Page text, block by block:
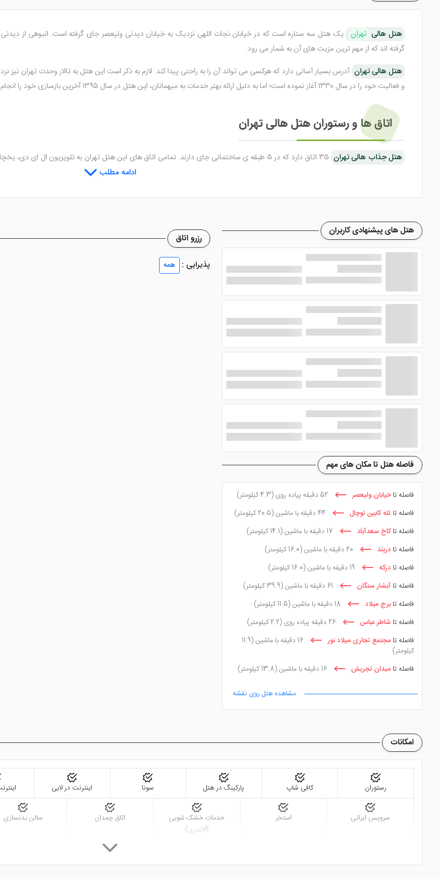
هتل هالی تهران یک هتل سه ستاره است که در خیابان نجات اللهی نزدیک به خیابان دیدنی ولیعصر جای گرفته است. انبوهی از دیدنی
گرفته اند که از مهم ترین مزیت های آن به شمار می رود.
هتل هالی تهران آدرس بسیار آسانی دارد که هرکسی می تواند آن را به راحتی پیدا کند. لازم به ذکر است این هتل به تالار وحدت تهران
و فعالیت خود را در سال 1330 آغاز نموده است؛ اما به دلیل ارائه بهتر خدمات به میهمانان، این هتل در سال 1395 آخرین بازسازی خود را انجام داد.
اتاق ‌ها و رستوران هتل هالی تهران
هتل جذاب هالی تهران
35 اتاق دارد که در 5 طبقه‌ ی ساختمانی جای دارند. تمامی اتاق‌ های این هتل تهران به تلویزیون ال ای
ماهواره داخلی و ... تجهیز می ‌باشند. امکان سفارش تخت اضافه برای مهمانان نیز فراهم می‌باشد.
هتل دیدنی هالی تهران صبحانه را به ‌صورت بوفه و نهار و شام را با منوی انتخابی ارائه می‌ دهد. رستوران این هتل شهر تهران انواع
امکانات و خدمات هتل هالی تهران
دارای مجموعه آبی بوده که البته فقط برای آقایان است که استفاده از آن شرایط خاص هتل را دارد. استخر،
هتل هستند. تصاویر هتل ذکر شده در سایت گردآوری شده تا با آن بیشتر آشنا شوید.
این هتل تهران خدمات خوبی همچون: تاکسی سرویس، خیاط خانه، لاندری، نمازخانه، خدمات ماساژ، اتاق چمدان و ... را برای میهمانان
خواهید کرد. مالک هتل جناب آقای بشاش است که سابقه ای طولانی، در امر هتلداری دارد.
ادامه مطلب
رزرو اتاق
پذیرایی :
همه
هتل های پیشنهادی کاربران
فاصله هتل تا مکان های مهم
فاصله تاخیابان ولیعصر 52 دقیقه پیاده روی
(4.3 کیلومتر)
فاصله تا تله کابین توچال 44 دقیقه با ماشین
(20.5 کیلومتر)
فاصله تا کاخ سعدآباد 17 دقیقه با ماشین
(14.1 کیلومتر)
فاصله تا دربند 20 دقیقه با ماشین
(16.0 کیلومتر)
فاصله تا درکه 19 دقیقه با ماشین
(16.0 کیلومتر)
فاصله تا آبشار سنگان 61 دقیقه با ماشین
(39.9 کیلومتر)
فاصله تا برج میلاد 18 دقیقه با ماشین
(11.5 کیلومتر)
فاصله تا شاطر عباس 26 دقیقه پیاده روی
(2.2 کیلومتر)
فاصله تا مجتمع تجاری میلاد نور 16 دقیقه با ماشین
(11.9
کیلومتر)
فاصله تا میدان تجریش 16 دقیقه با ماشین (13.8 کیلومتر)
مشاهده هتل روی نقشه
امکانات
رستوران کافی شاپ پارکینگ در هتل سونا اینترنت در لابی
سرویس ایرانی استخر
خدمات خشک شویی
(لاندری)
اتاق چمدان سالن بدنسازی